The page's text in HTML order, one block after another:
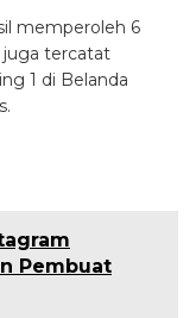
memperoleh 6
juga tercatat
1 di Belanda
Pembuat